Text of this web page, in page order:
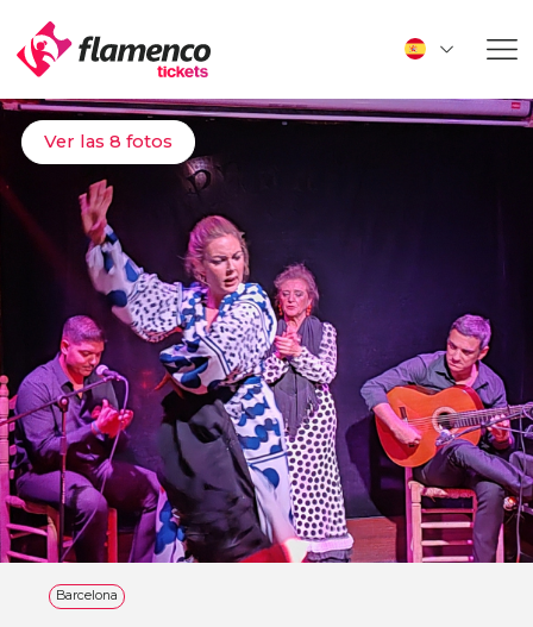
Ver las 8 fotos
Barcelona